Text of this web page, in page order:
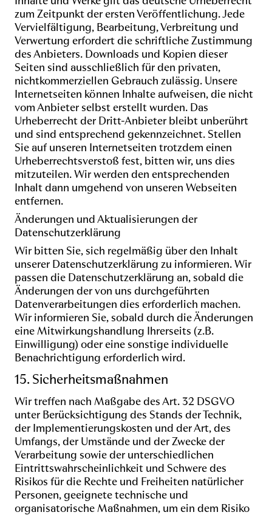
zum Zeitpunkt der ersten Veröffentlichung. Jede
Vervielfältigung, Bearbeitung, Verbreitung und
Verwertung erfordert die schriftliche Zustimmung
des Anbieters. Downloads und Kopien dieser
Seiten sind ausschließlich für den privaten,
nichtkommerziellen Gebrauch zulässig. Unsere
Internetseiten können Inhalte aufweisen, die nicht
vom Anbieter selbst erstellt wurden. Das
Urheberrecht der Dritt-Anbieter bleibt unberührt
und sind entsprechend gekennzeichnet. Stellen
Sie auf unseren Internetseiten trotzdem einen
Urheberrechtsverstoß fest, bitten wir, uns dies
mitzuteilen. Wir werden den entsprechenden
Inhalt dann umgehend von unseren Webseiten
entfernen.
Änderungen und Aktualisierungen der
Datenschutzerklärung
Wir bitten Sie, sich regelmäßig über den Inhalt
unserer Datenschutzerklärung zu informieren. Wir
passen die Datenschutzerklärung an, sobald die
Änderungen der von uns durchgeführten
Datenverarbeitungen dies erforderlich machen.
Wir informieren Sie, sobald durch die Änderungen
eine Mitwirkungshandlung Ihrerseits (z.B.
Einwilligung) oder eine sonstige individuelle
Benachrichtigung erforderlich wird.
15. Sicherheitsmaßnahmen
Wir treffen nach Maßgabe des Art. 32 DSGVO
unter Berücksichtigung des Stands der Technik,
der Implementierungskosten und der Art, des
Umfangs, der Umstände und der Zwecke der
Verarbeitung sowie der unterschiedlichen
Eintrittswahrscheinlichkeit und Schwere des
Risikos für die Rechte und Freiheiten natürlicher
Personen, geeignete technische und
organisatorische Maßnahmen, um ein dem Risiko